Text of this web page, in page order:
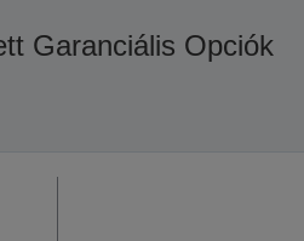
Garanciális Opciók